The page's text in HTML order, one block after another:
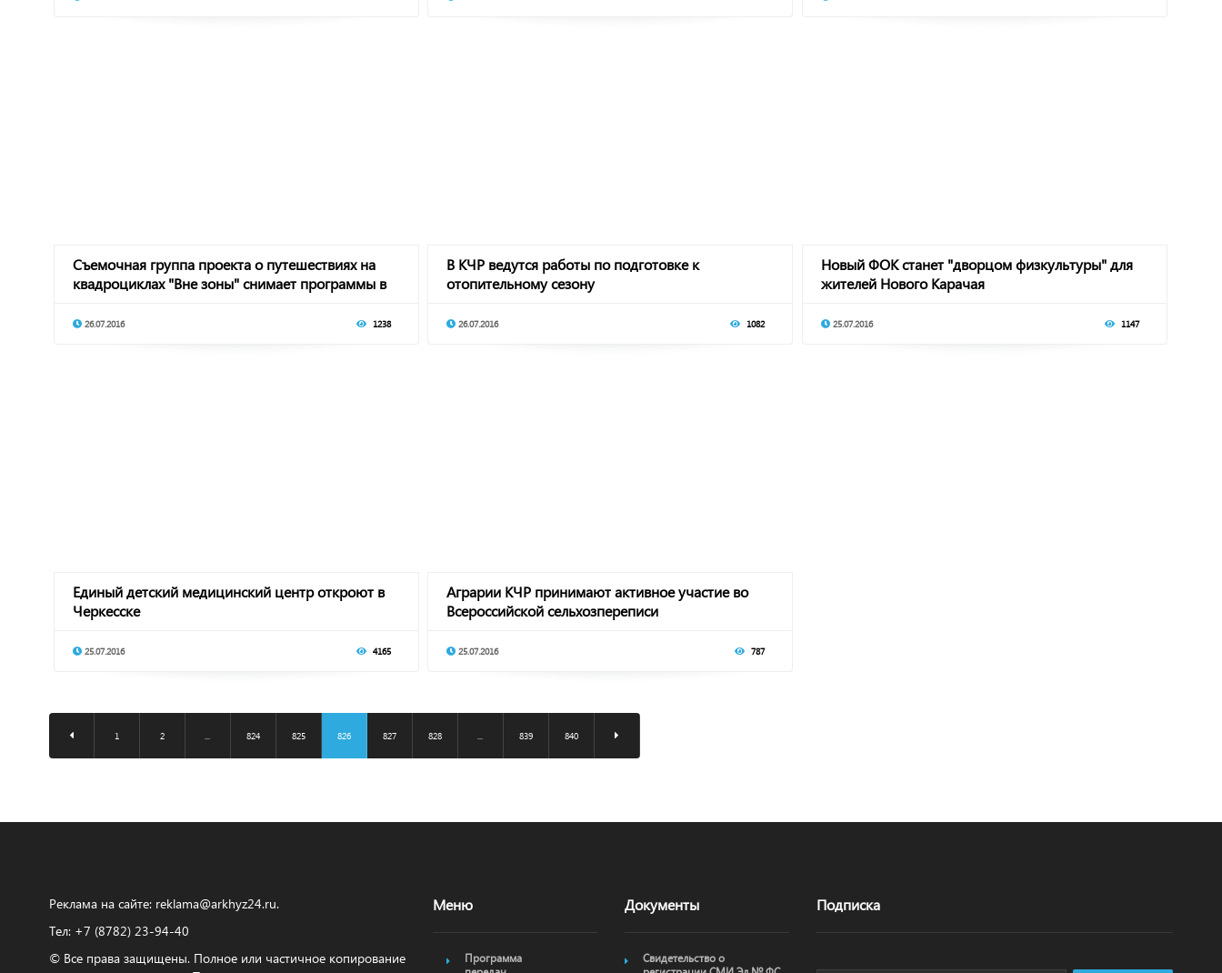
Съемочная группа проекта о путешествиях на
квадроциклах "Вне зоны" снимает программы в
26.07.2016 1238
В КЧР ведутся работы по подготовке к
отопительному сезону
26.07.2016 1082
Новый ФОК станет "дворцом физкультуры" для
жителей Нового Карачая
25.07.2016 1147
Единый детский медицинский центр откроют в
Черкесске
25.07.2016 4165
Аграрии КЧР принимают активное участие во
Всероссийской сельхозпереписи
25.07.2016 787
1 2 824 825 826 827 828 839 840
Реклама на сайте: reklama@arkhyz24.ru.
Тел: +7 (8782) 23‑94‑40
© Все права защищены. Полное или частичное копирование
Меню
Программа
Документы
Свидетельство о
Подписка